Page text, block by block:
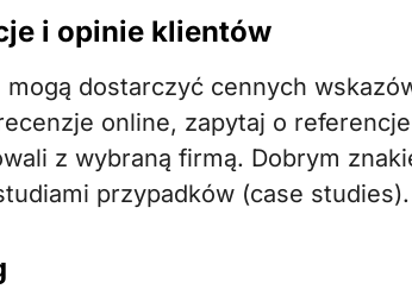
i opinie klientów
dostarczyć cennych
online, zapytaj o
z wybraną firmą. Dobrym
przypadków (case studies).